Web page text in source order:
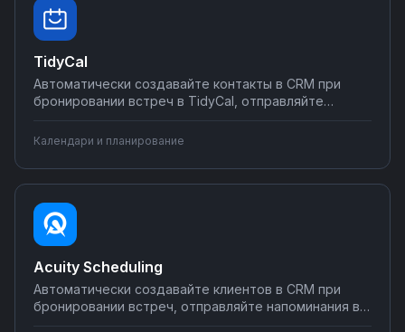
TidyCal
Автоматически создавайте контакты в CRM при
бронировании встреч в TidyCal, отправляйте
синхронизируйте календари с Google и Outlook.
Настраивайте интеграции без программирования —
превратите каждую встречу в организованный
бизнес-процесс.
Календари и планирование
Acuity Scheduling
Автоматически создавайте клиентов в CRM при
бронировании встреч, отправляйте напоминания в